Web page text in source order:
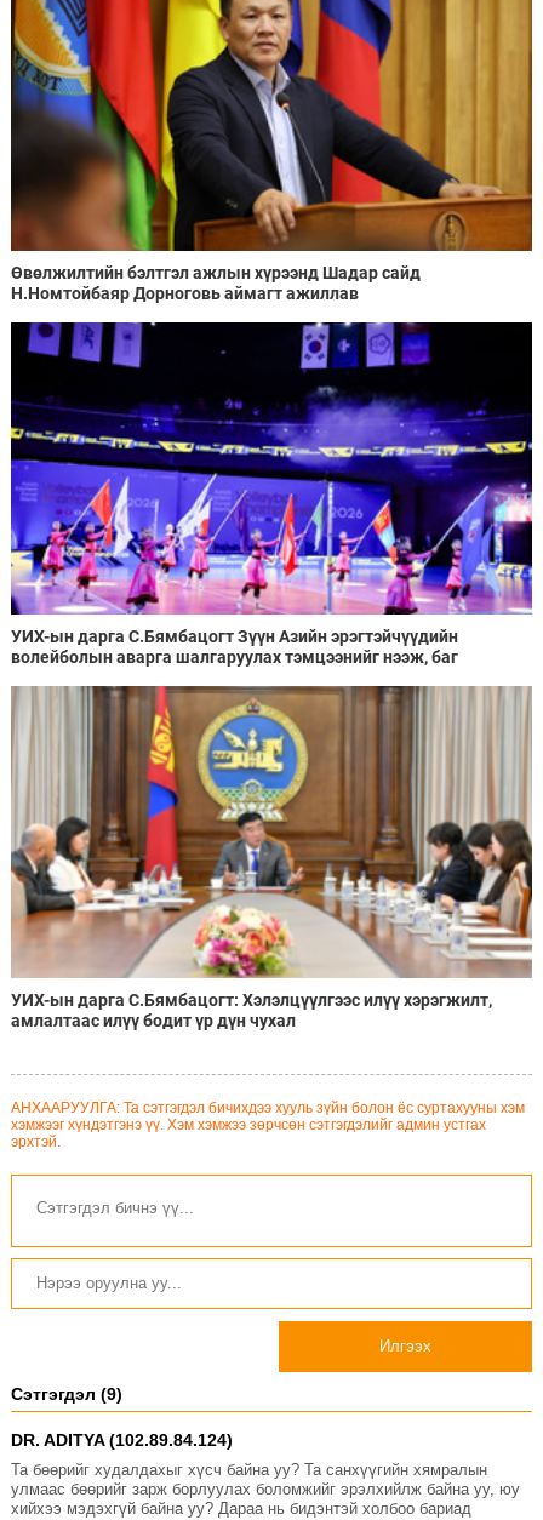
Өвөлжилтийн бэлтгэл ажлын хүрээнд Шадар сайд
Н.Номтойбаяр Дорноговь аймагт ажиллав
УИХ-ын дарга С.Бямбацогт Зүүн Азийн эрэгтэйчүүдийн
волейболын аварга шалгаруулах тэмцээнийг нээж, баг
УИХ-ын дарга С.Бямбацогт: Хэлэлцүүлгээс илүү хэрэгжилт,
амлалтаас илүү бодит үр дүн чухал
АНХААРУУЛГА: Та сэтгэгдэл бичихдээ хууль зүйн болон ёс суртахууны хэм
хэмжээг хүндэтгэнэ үү. Хэм хэмжээ зөрчсөн сэтгэгдэлийг админ устгах
эрхтэй.
Илгээх
Сэтгэгдэл (9)
DR. ADITYA (102.89.84.124)
Та бөөрийг худалдахыг хүсч байна уу? Та санхүүгийн хямралын
улмаас бөөрийг зарж борлуулах боломжийг эрэлхийлж байна уу, юу
хийхээ мэдэхгүй байна уу? Дараа нь бидэнтэй холбоо бариад